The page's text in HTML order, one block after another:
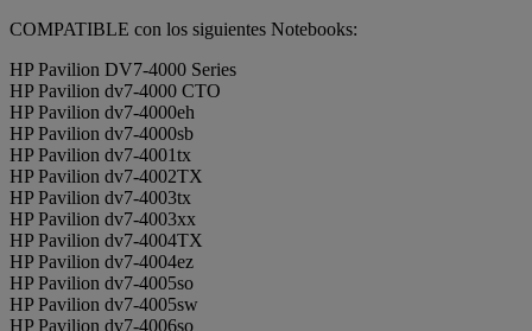
COMPATIBLE con los siguientes Notebooks:
HP Pavilion DV7-4000 Series
HP Pavilion dv7-4000 CTO
HP Pavilion dv7-4000eh
HP Pavilion dv7-4000sb
HP Pavilion dv7-4001tx
HP Pavilion dv7-4002TX
HP Pavilion dv7-4003tx
HP Pavilion dv7-4003xx
HP Pavilion dv7-4004TX
HP Pavilion dv7-4004ez
HP Pavilion dv7-4005so
HP Pavilion dv7-4005sw
HP Pavilion dv7-4006so